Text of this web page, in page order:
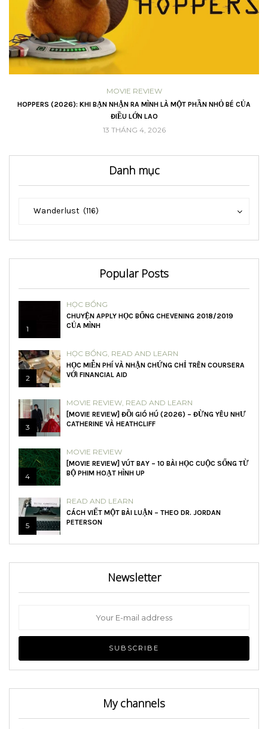
MOVIE REVIEW
HOPPERS (2026): KHI BẠN NHẬN RA MÌNH LÀ MỘT PHẦN NHỎ BÉ CỦA
ĐIỀU LỚN LAO
13 THÁNG 4, 2026
Danh mục
Wanderlust (116)
Popular Posts
1
HỌC BỔNG
CHUYỆN APPLY HỌC BỔNG CHEVENING 2018/2019
CỦA MÌNH
2
HỌC BỔNG READ AND LEARN
HỌC MIỄN PHÍ VÀ NHẬN CHỨNG CHỈ TRÊN COURSERA
VỚI FINANCIAL AID
3
MOVIE REVIEW READ AND LEARN
[MOVIE REVIEW] ĐỒI GIÓ HÚ (2026) – ĐỪNG YÊU NHƯ
CATHERINE VÀ HEATHCLIFF
4
MOVIE REVIEW
[MOVIE REVIEW] VÚT BAY – 10 BÀI HỌC CUỘC SỐNG TỪ
BỘ PHIM HOẠT HÌNH UP
5
READ AND LEARN
CÁCH VIẾT MỘT BÀI LUẬN – THEO DR. JORDAN
PETERSON
Newsletter
My channels